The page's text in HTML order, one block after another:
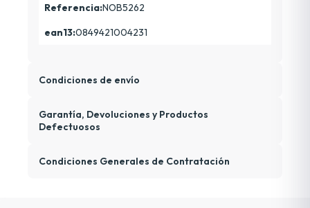
Referencia:NOB5262
ean13:0849421004231
Condiciones de envío
Garantía, Devoluciones y Productos
Defectuosos
Condiciones Generales de Contratación